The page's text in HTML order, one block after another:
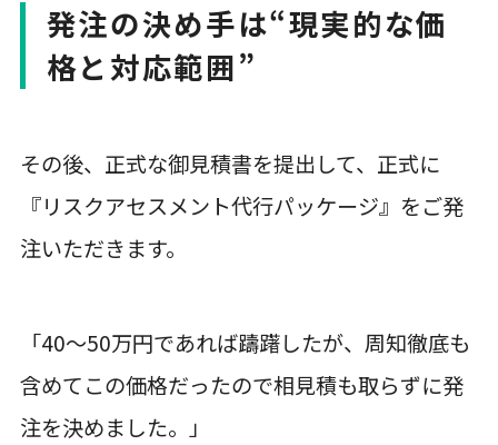
発注の決め手は“現実的な価
格と対応範囲”
その後、正式な御見積書を提出して、正式に
『リスクアセスメント代行パッケージ』をご発
注いただきます。
「40～50万円であれば躊躇したが、周知徹底も
含めてこの価格だったので相見積も取らずに発
注を決めました。」